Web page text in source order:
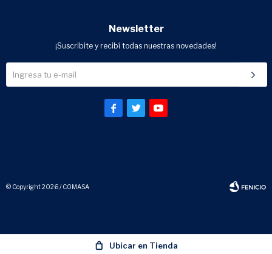
Ubicar en Tienda
Newsletter
¡Suscribite y recibí todas nuestras novedades!
  
© Copyright 2026 / COMASA